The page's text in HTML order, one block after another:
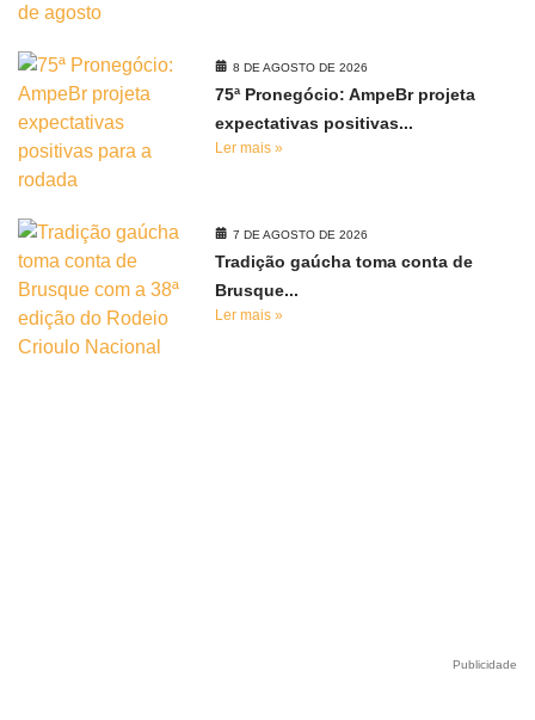
8 DE AGOSTO DE 2026
75ª Pronegócio: AmpeBr projeta
expectativas positivas...
Ler mais »
7 DE AGOSTO DE 2026
Tradição gaúcha toma conta de
Brusque...
Ler mais »
Publicidade